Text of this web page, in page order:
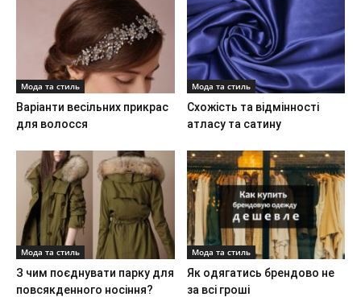
Мода та стиль
Варіанти весільних прикрас
для волосся
Мода та стиль
Схожість та відмінності
атласу та сатину
Мода та стиль
З чим поєднувати парку для
повсякденного носіння?
Мода та стиль
Як одягатись брендово не
за всі гроші